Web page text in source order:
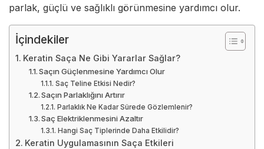
parlak, güçlü ve sağlıklı görünmesine yardımcı olur.
İçindekiler
Keratin Saça Ne Gibi Yararlar Sağlar?
Saçın Güçlenmesine Yardımcı Olur
Saç Teline Etkisi Nedir?
Saçın Parlaklığını Artırır
Parlaklık Ne Kadar Sürede Gözlemlenir?
Saç Elektriklenmesini Azaltır
Hangi Saç Tiplerinde Daha Etkilidir?
Keratin Uygulamasının Saça Etkileri